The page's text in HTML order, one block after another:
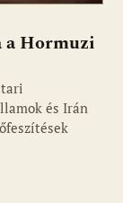
a Hormuzi
és Irán